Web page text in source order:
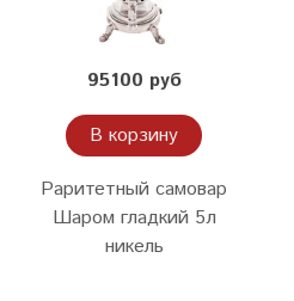
95100 руб
В корзину
Раритетный самовар
Шаром гладкий 5л
никель